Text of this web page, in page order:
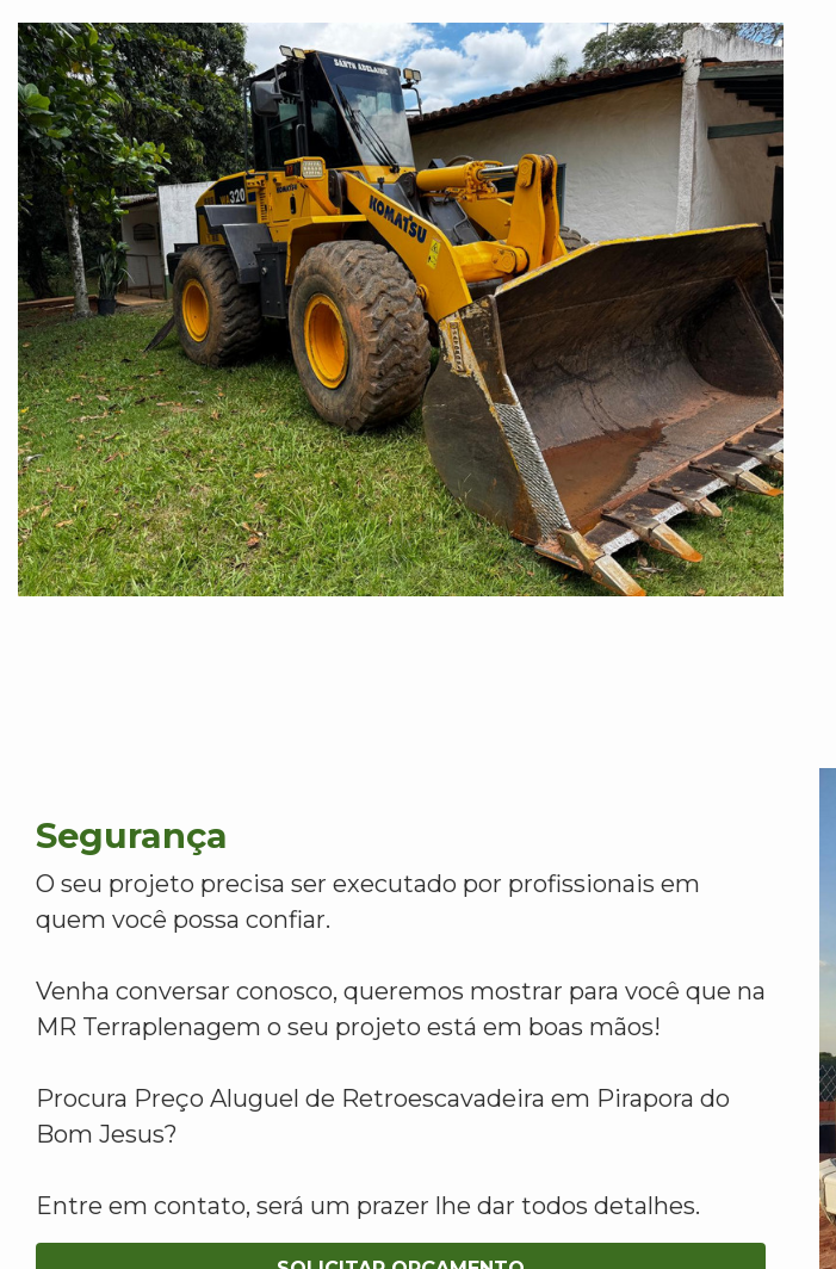
Segurança
O seu projeto precisa ser executado por profissionais em
quem você possa confiar.
Venha conversar conosco, queremos mostrar para você que na
MR Terraplenagem o seu projeto está em boas mãos!
Procura Preço Aluguel de Retroescavadeira em Pirapora do
Bom Jesus?
Entre em contato, será um prazer lhe dar todos detalhes.